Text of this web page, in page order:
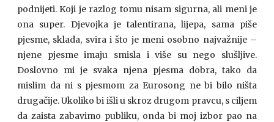
podnijeti. Koji je razlog tomu nisam sigurna, ali meni je
ona super. Djevojka je talentirana, lijepa, sama piše
pjesme, sklada, svira i što je meni osobno najvažnije –
njene pjesme imaju smisla i više su nego slušljive.
Doslovno mi je svaka njena pjesma dobra, tako da
mislim da ni s pjesmom za Eurosong ne bi bilo ništa
drugačije. Ukoliko bi išli u skroz drugom pravcu, s ciljem
da zaista zabavimo publiku, onda bi moj izbor pao na